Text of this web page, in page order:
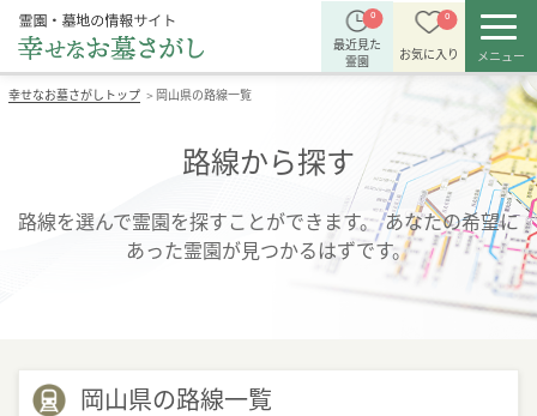
0
最近見た
霊園
0
お気に入り メニュー
幸せなお墓さがしトップ ＞ 岡山県の路線一覧
路線から探す
路線を選んで霊園を探すことができます。あなたの希望に
あった霊園が見つかるはずです。
岡山県の路線一覧